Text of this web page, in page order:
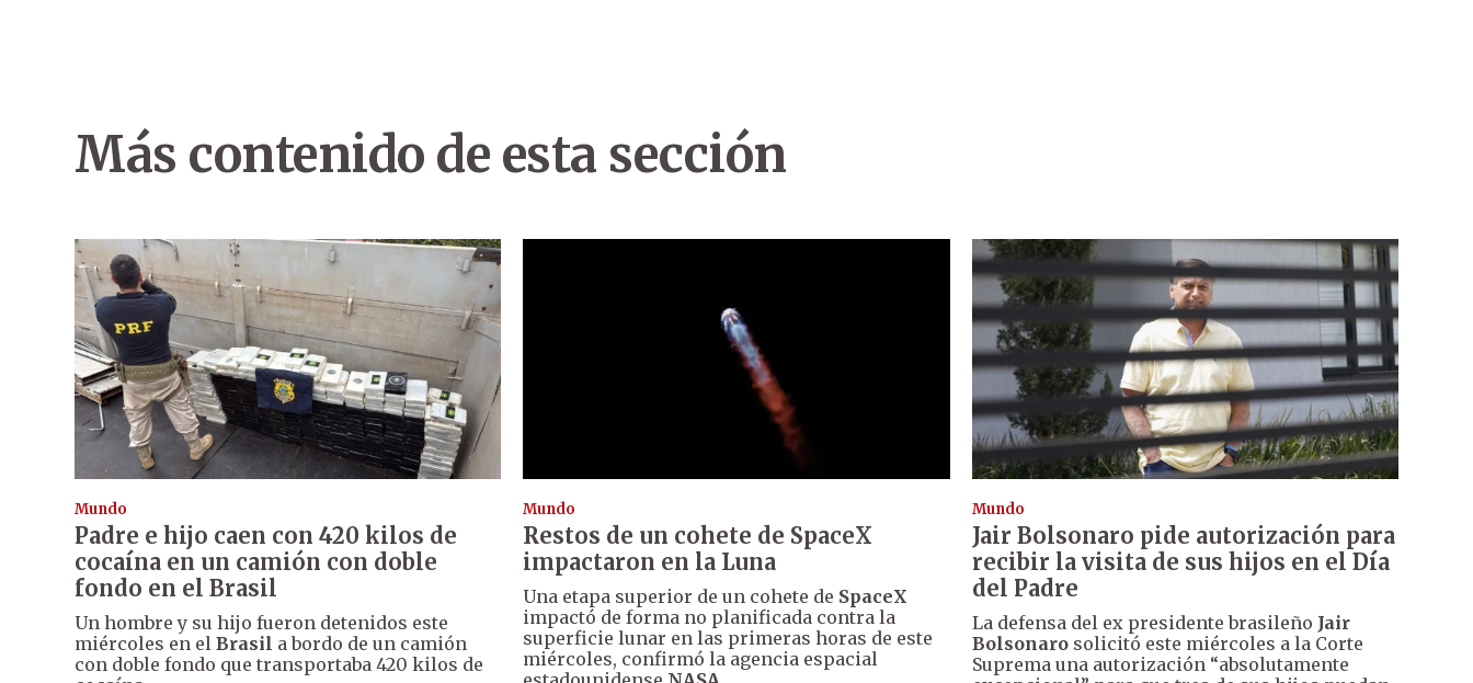
Más contenido de esta sección
Mundo
Padre e hijo caen con 420 kilos de
cocaína en un camión con doble
fondo en el Brasil
Un hombre y su hijo fueron detenidos este
miércoles en el Brasil a bordo de un camión
con doble fondo que transportaba 420 kilos de
Mundo
Restos de un cohete de SpaceX
impactaron en la Luna
Una etapa superior de un cohete de SpaceX
impactó de forma no planificada contra la
superficie lunar en las primeras horas de este
miércoles, confirmó la agencia espacial
Mundo
Jair Bolsonaro pide autorización para
recibir la visita de sus hijos en el Día
del Padre
La defensa del ex presidente brasileño Jair
Bolsonarosolicitó este miércoles a la Corte
Suprema una autorización “absolutamente